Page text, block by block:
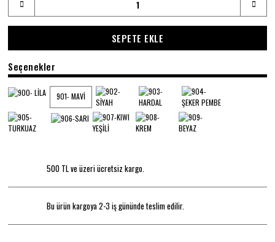
SEPETE EKLE
Seçenekler
901- MAVİ
500 TL ve üzeri ücretsiz kargo.
Bu ürün kargoya 2-3 iş gününde teslim edilir.